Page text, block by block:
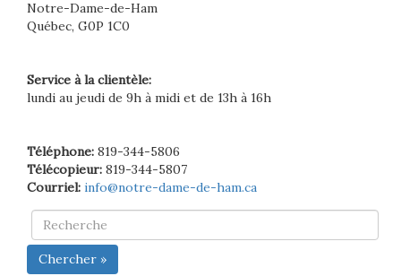
Notre-Dame-de-Ham
Québec, G0P 1C0
Service à la clientèle:
lundi au jeudi de 9h à midi et de 13h à 16h
Téléphone: 819-344-5806
Télécopieur: 819-344-5807
Courriel: info@notre-dame-de-ham.ca
Chercher »